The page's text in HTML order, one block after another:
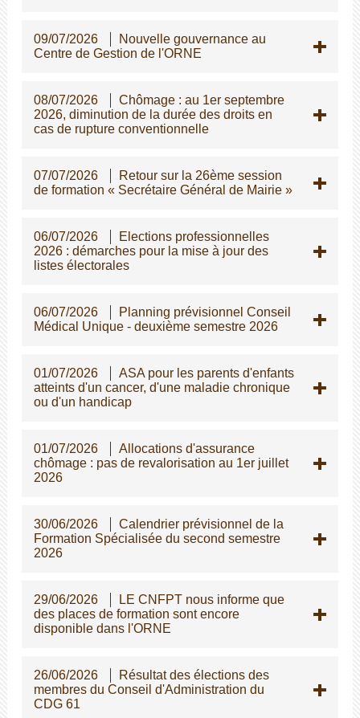
09/07/2026
Nouvelle gouvernance au
Centre de Gestion de l'ORNE
08/07/2026
Chômage : au 1er septembre
2026, diminution de la durée des droits en
cas de rupture conventionnelle
07/07/2026
Retour sur la 26ème session
de formation « Secrétaire Général de Mairie »
06/07/2026
Elections professionnelles
2026 : démarches pour la mise à jour des
listes électorales
06/07/2026
Planning prévisionnel Conseil
Médical Unique - deuxième semestre 2026
01/07/2026
ASA pour les parents d'enfants
atteints d'un cancer, d'une maladie chronique
ou d'un handicap
01/07/2026
Allocations d'assurance
chômage : pas de revalorisation au 1er juillet
2026
30/06/2026
Calendrier prévisionnel de la
Formation Spécialisée du second semestre
2026
29/06/2026
LE CNFPT nous informe que
des places de formation sont encore
disponible dans l'ORNE
26/06/2026
Résultat des élections des
membres du Conseil d'Administration du
CDG 61